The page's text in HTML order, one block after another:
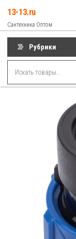
содержимому
13-13.ru
Сантехника Оптом
Рубрики